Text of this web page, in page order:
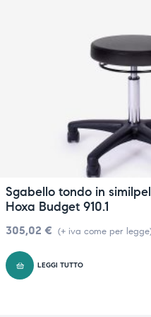
Sgabello tondo in
Hoxa Budget 910.1
305,02 € (+ iva come per
LEGGI TUTTO